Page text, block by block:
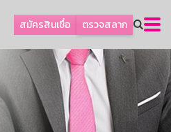
สมัครสินเชื่อ ตรวจสลาก